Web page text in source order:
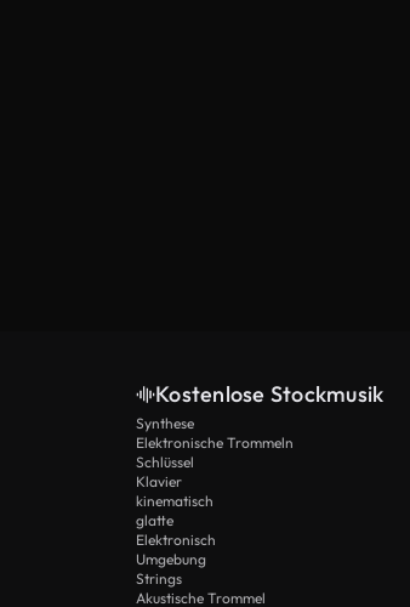
Kostenlose Stockmusik
Synthese
Elektronische Trommeln
Schlüssel
Klavier
kinematisch
glatte
Elektronisch
Umgebung
Strings
Akustische Trommel